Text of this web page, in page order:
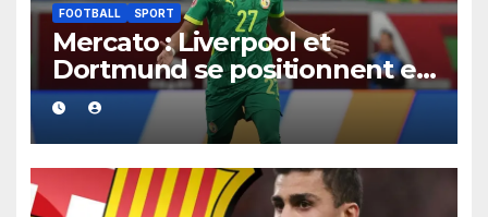
FOOTBALL SPORT
Mercato : Liverpool et
Dortmund se positionnent en
favoris pour recruter Ibrahim
Mbaye